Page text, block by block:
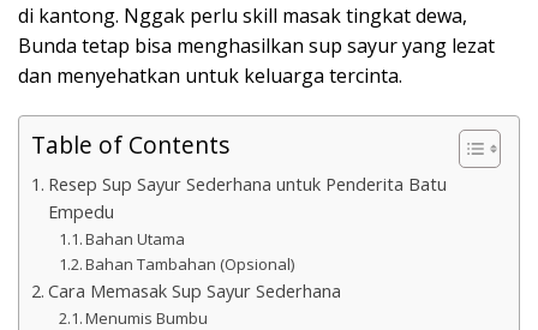
di kantong. Nggak perlu skill masak tingkat dewa,
Bunda tetap bisa menghasilkan sup sayur yang lezat
dan menyehatkan untuk keluarga tercinta.
Table of Contents
Resep Sup Sayur Sederhana untuk Penderita Batu
Empedu
Bahan Utama
Bahan Tambahan (Opsional)
Cara Memasak Sup Sayur Sederhana
Menumis Bumbu